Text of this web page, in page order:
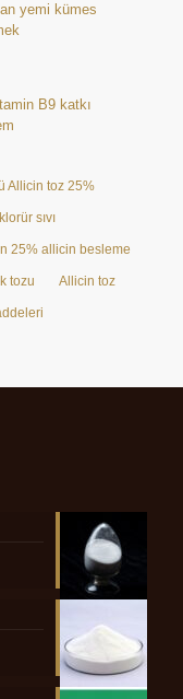
yemi kümes
B9 katkı
Allicin toz 25%
sıvı
25% allicin besleme
tozu Allicin toz